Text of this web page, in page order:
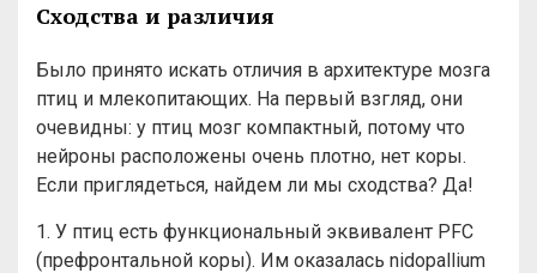
Сходства и различия
Было принято искать отличия в архитектуре мозга
птиц и млекопитающих. На первый взгляд, они
очевидны: у птиц мозг компактный, потому что
нейроны расположены очень плотно, нет коры.
Если приглядеться, найдем ли мы сходства? Да!
1. У птиц есть функциональный эквивалент PFC
(префронтальной коры). Им оказалась nidopallium